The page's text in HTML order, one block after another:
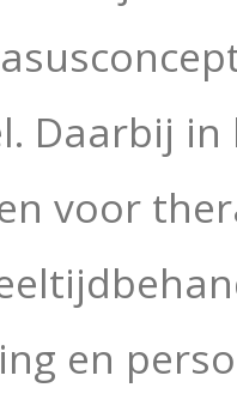
Daarbij
voor
en